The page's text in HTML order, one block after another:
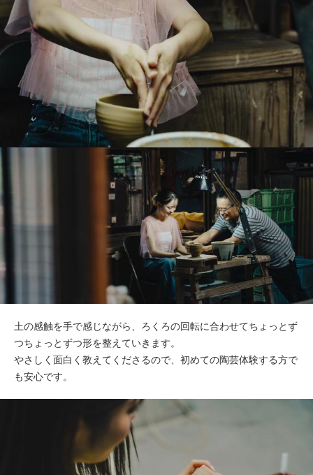
土の感触を手で感じながら、ろくろの回転に合わせてちょっとず
つちょっとずつ形を整えていきます。
やさしく面白く教えてくださるので、初めての陶芸体験する方で
も安心です。